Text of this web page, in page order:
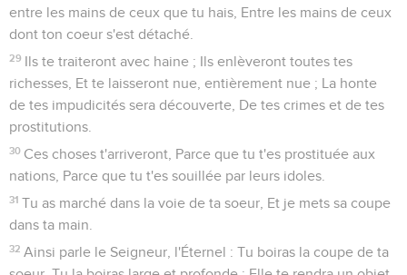
entre les mains de ceux que tu hais, Entre les mains de ceux
dont ton coeur s'est détaché.
29 Ils te traiteront avec haine ; Ils enlèveront toutes tes
richesses, Et te laisseront nue, entièrement nue ; La honte
de tes impudicités sera découverte, De tes crimes et de tes
prostitutions.
30 Ces choses t'arriveront, Parce que tu t'es prostituée aux
nations, Parce que tu t'es souillée par leurs idoles.
31 Tu as marché dans la voie de ta soeur, Et je mets sa coupe
dans ta main.
32 Ainsi parle le Seigneur, l'Éternel : Tu boiras la coupe de ta